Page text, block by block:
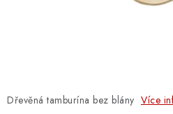
Dřevěná tamburína bez blány Více